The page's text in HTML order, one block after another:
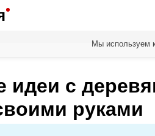
идеи с
руками
Мы используем